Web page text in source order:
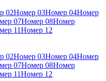
02Номер 03Номер 04Номер
07Номер 08Номер
11Номер 12
02Номер 03Номер 04Номер
07Номер 08Номер
11Номер 12